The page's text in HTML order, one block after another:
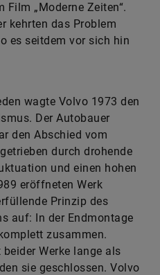
Film „Moderne Zeiten“.
kehrten das Problem
es seitdem vor sich hin
wagte Volvo 1973 den
Der Autobauer
den Abschied vom
durch drohende
und einen hohen
eröffneten Werk
Prinzip des
auf: In der Endmontage
zusammen.
Werke lange als
sie geschlossen. Volvo